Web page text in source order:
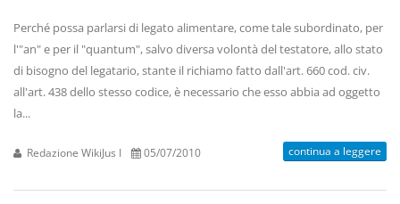
Perché possa parlarsi di legato alimentare, come tale subordinato, per
l'"an" e per il "quantum", salvo diversa volontà del testatore, allo stato
di bisogno del legatario, stante il richiamo fatto dall'art. 660 cod. civ.
all'art. 438 dello stesso codice, è necessario che esso abbia ad oggetto
la...
Redazione WikiJus I 05/07/2010 continua a leggere